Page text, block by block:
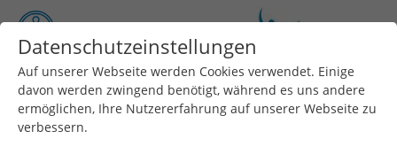
Menü
Datenschutzeinstellungen
Auf unserer Webseite werden Cookies verwendet. Einige
davon werden zwingend benötigt, während es uns andere
ermöglichen, Ihre Nutzererfahrung auf unserer Webseite zu
verbessern.